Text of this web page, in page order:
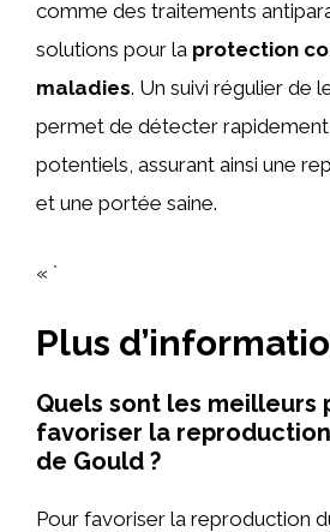
comme des traitements
solutions pour la protection
maladies. Un suivi régulier de
permet de détecter
potentiels, assurant ainsi une
et une portée saine.
« `
Plus
Quels sont les meilleurs
favoriser la
de Gould ?
Pour favoriser la reproduction